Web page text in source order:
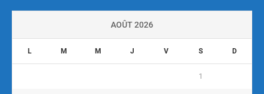
AOÛT 2026
L M M J V S D
1